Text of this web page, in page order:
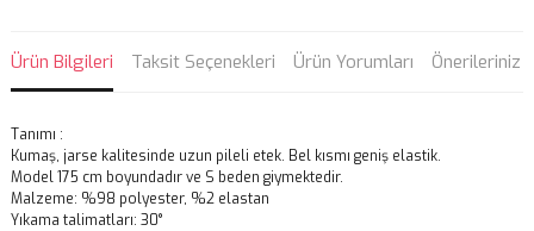
Ürün Bilgileri Taksit Seçenekleri Ürün Yorumları Önerileriniz
Tanımı :
Kumaş, jarse kalitesinde uzun pileli etek. Bel kısmı geniş elastik.
Model 175 cm boyundadır ve S beden giymektedir.
Malzeme: %98 polyester, %2 elastan
Yıkama talimatları: 30°